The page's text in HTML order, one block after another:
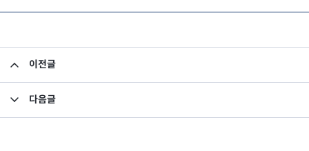
이전글
다음글